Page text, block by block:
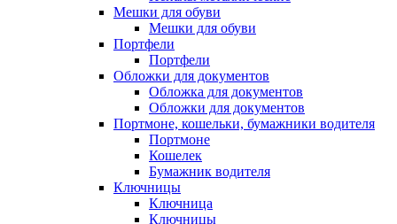
Мешки для обуви
Мешки для обуви
Портфели
Портфели
Обложки для документов
Обложка для документов
Обложки для документов
Портмоне, кошельки, бумажники водителя
Портмоне
Кошелек
Бумажник водителя
Ключницы
Ключница
Ключницы